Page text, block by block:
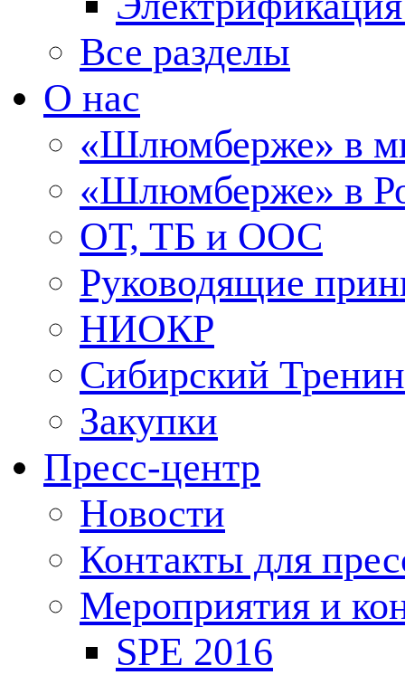
Все разделы
О нас
«Шлюмберже» в
«Шлюмберже» в
ОТ, ТБ и ООС
Руководящие
НИОКР
Сибирский
Закупки
Пресс-центр
Новости
Контакты для
Мероприятия и
SPE 2016